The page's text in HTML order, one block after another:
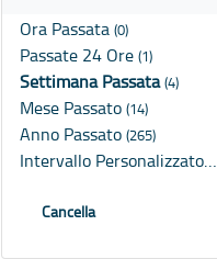
Ora Passata (0)
Passate 24 Ore (1)
Settimana Passata(4)
Mese Passato (14)
Anno Passato (265)
Intervallo Personalizzato…
Cancella